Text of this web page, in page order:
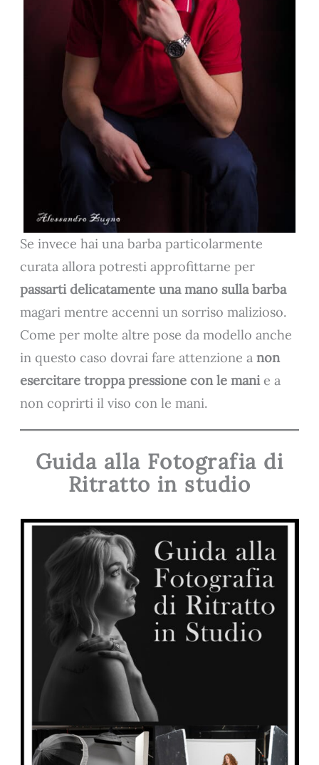
Se invece hai una barba particolarmente
curata allora potresti approfittarne per
passarti delicatamente una mano sulla barba
magari mentre accenni un sorriso malizioso.
Come per molte altre pose da modello anche
in questo caso dovrai fare attenzione anon
esercitare troppa pressione con le manie a
non coprirti il viso con le mani.
Guida alla Fotografia di
Ritratto in studio